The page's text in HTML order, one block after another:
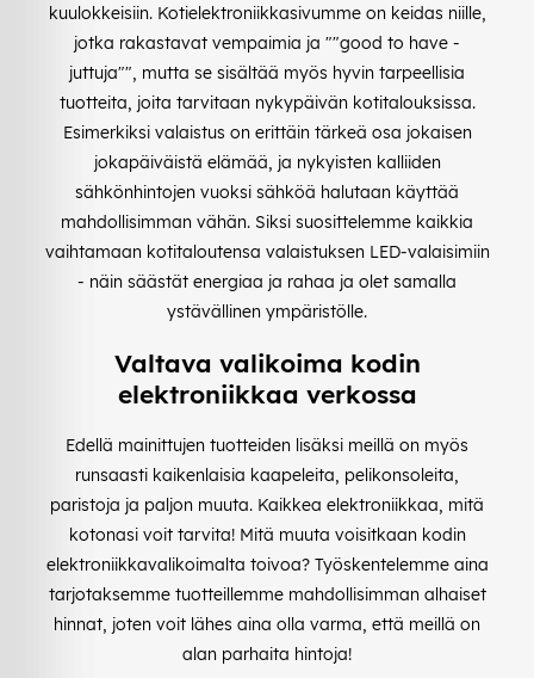
kuulokkeisiin. Kotielektroniikkasivumme on keidas niille,
jotka rakastavat vempaimia ja ""good to have -
juttuja"", mutta se sisältää myös hyvin tarpeellisia
tuotteita, joita tarvitaan nykypäivän kotitalouksissa.
Esimerkiksi valaistus on erittäin tärkeä osa jokaisen
jokapäiväistä elämää, ja nykyisten kalliiden
sähkönhintojen vuoksi sähköä halutaan käyttää
mahdollisimman vähän. Siksi suosittelemme kaikkia
vaihtamaan kotitaloutensa valaistuksen LED-valaisimiin
- näin säästät energiaa ja rahaa ja olet samalla
ystävällinen ympäristölle.
Valtava valikoima kodin
elektroniikkaa verkossa
Edellä mainittujen tuotteiden lisäksi meillä on myös
runsaasti kaikenlaisia kaapeleita, pelikonsoleita,
paristoja ja paljon muuta. Kaikkea elektroniikkaa, mitä
kotonasi voit tarvita! Mitä muuta voisitkaan kodin
elektroniikkavalikoimalta toivoa? Työskentelemme aina
tarjotaksemme tuotteillemme mahdollisimman alhaiset
hinnat, joten voit lähes aina olla varma, että meillä on
alan parhaita hintoja!